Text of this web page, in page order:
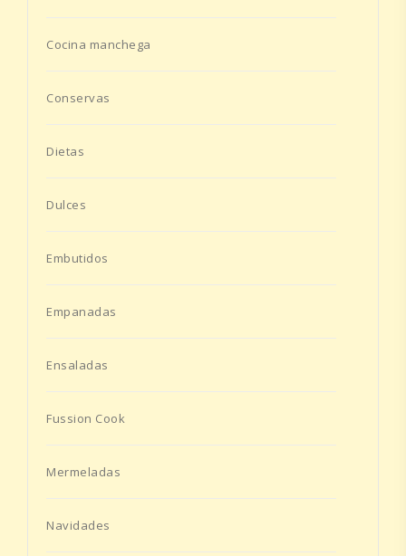
Cocina manchega
Conservas
Dietas
Dulces
Embutidos
Empanadas
Ensaladas
Fussion Cook
Mermeladas
Navidades